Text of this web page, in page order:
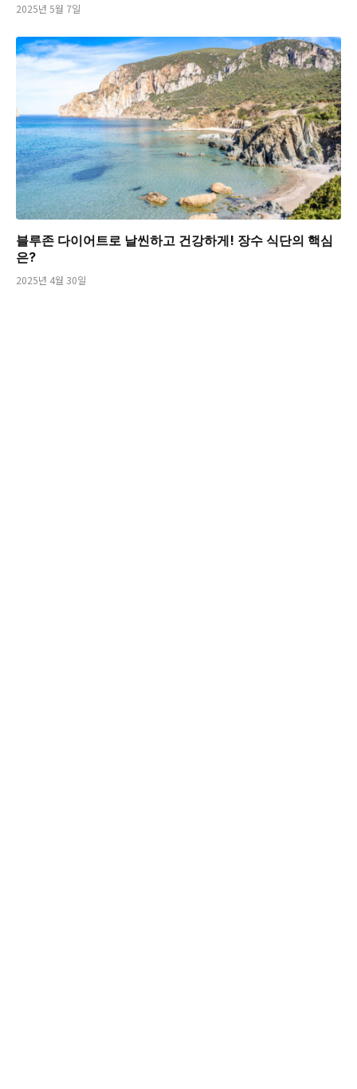
2025년 5월 7일
블루존 다이어트로 날씬하고 건강하게! 장수 식단의 핵심
은?
2025년 4월 30일